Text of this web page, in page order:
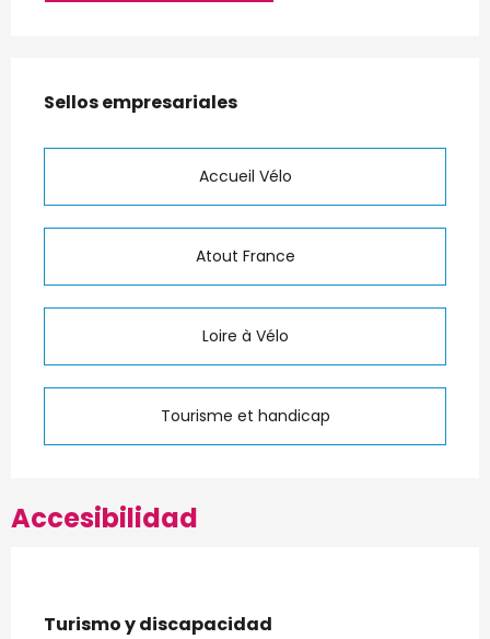
Oferta de prestaciones
Sellos empresariales
Sellos empresariales
Accueil Vélo
Atout France
Loire à Vélo
Tourisme et handicap
Accesibilidad
Turismo y discapacidad
Turismo y discapacidad